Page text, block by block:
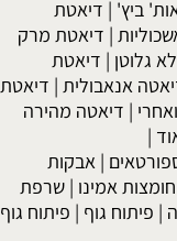
ביץ' | דיאטת
| דיאטת מרק
גלוטן | דיאטת
אנאבולית | דיאטת
| דיאטה מהירה
|
| אבקות
חומצות אמינו |שרפת
| פיתוח גוף | פיתוח גוף